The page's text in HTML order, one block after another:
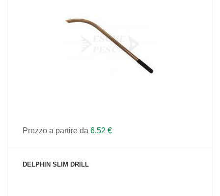
VEDI IL PRODOTTO
Prezzo a partire da 6.52 €
DELPHIN SLIM DRILL